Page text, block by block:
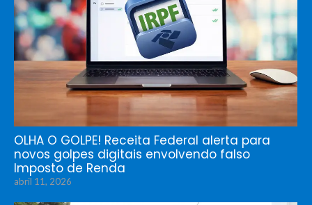
OLHA O GOLPE! Receita Federal alerta para
novos golpes digitais envolvendo falso
Imposto de Renda
abril 11, 2026